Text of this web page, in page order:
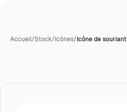
Accueil/Stock/Icônes/Icône de souriant